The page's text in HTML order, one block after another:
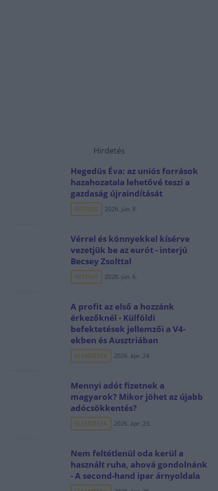
Hirdetés
Hegedüs Éva: az uniós források
hazahozatala lehetővé teszi a
gazdaság újraindítását
INTERJÚ 2026. jún. 8.
Vérrel és könnyekkel kísérve
vezetjük be az eurót - interjú
Becsey Zsolttal
INTERJÚ 2026. jún. 6.
A profit az első a hozzánk
érkezőknél - Külföldi
befektetések jellemzői a V4-
ekben és Ausztriában
ELEMZÉSEK 2026. ápr. 24.
Mennyi adót fizetnek a
magyarok? Mikor jöhet az újabb
adócsökkentés?
ELEMZÉSEK 2026. ápr. 23.
Nem feltétlenül oda kerül a
használt ruha, ahová gondolnánk
- A second-hand ipar árnyoldala